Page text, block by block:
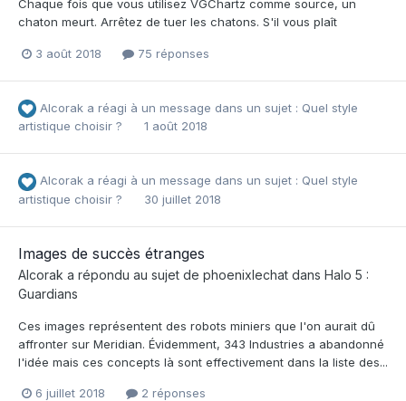
Chaque fois que vous utilisez VGChartz comme source, un
chaton meurt. Arrêtez de tuer les chatons. S'il vous plaît
3 août 2018 75 réponses
Alcorak a réagi à un message dans un sujet : Quel style
artistique choisir ?
1 août 2018
Alcorak a réagi à un message dans un sujet : Quel style
artistique choisir ?
30 juillet 2018
Images de succès étranges
Alcorak a répondu au sujet de phoenixlechat dans Halo 5 :
Guardians
Ces images représentent des robots miniers que l'on aurait dû
affronter sur Meridian. Évidemment, 343 Industries a abandonné
l'idée mais ces concepts là sont effectivement dans la liste des...
6 juillet 2018 2 réponses